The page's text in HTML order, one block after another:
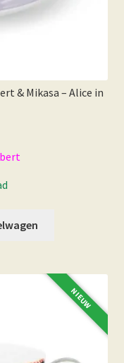
& Mikasa – Alice in
NIEUW